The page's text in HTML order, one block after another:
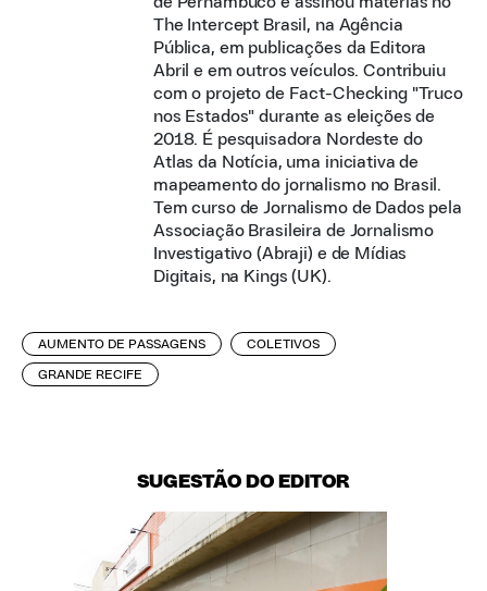
The Intercept Brasil, na Agência
Pública, em publicações da Editora
Abril e em outros veículos. Contribuiu
com o projeto de Fact-Checking "Truco
nos Estados" durante as eleições de
2018. É pesquisadora Nordeste do
Atlas da Notícia, uma iniciativa de
mapeamento do jornalismo no Brasil.
Tem curso de Jornalismo de Dados pela
Associação Brasileira de Jornalismo
Investigativo (Abraji) e de Mídias
Digitais, na Kings (UK).
AUMENTO DE PASSAGENS COLETIVOS
GRANDE RECIFE
SUGESTÃO DO EDITOR